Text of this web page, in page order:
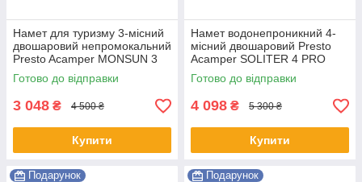
Намет для туризму 3-місний
двошаровий непромокальний
Presto Acamper MONSUN 3
PRO синій Shopik
Готово до відправки
3 048 ₴ 4 500 ₴
Купити
Намет водонепроникний 4-
місний двошаровий Presto
Acamper SOLITER 4 PRO
зелений-синій Shopik
Готово до відправки
4 098 ₴ 5 300 ₴
Купити
Подарунок Подарунок